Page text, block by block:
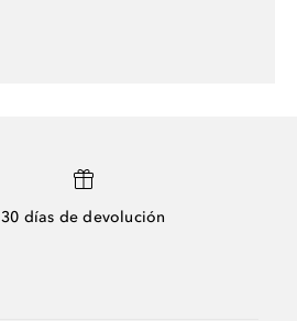
30 días de devolución